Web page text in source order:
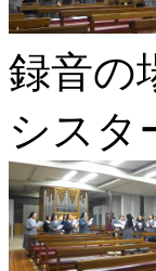
録音の
シスタ